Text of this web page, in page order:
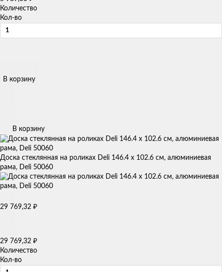
Количество
Кол-во
В корзину
В корзину
Доска стеклянная на роликах Deli 146.4 х 102.6 см, алюминиевая
рама, Deli 50060
29 769,32 ₽
29 769,32 ₽
Количество
Кол-во